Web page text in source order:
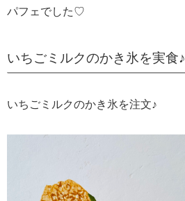
パフェでした♡
いちごミルクのかき氷を実食♪
いちごミルクのかき氷を注文♪